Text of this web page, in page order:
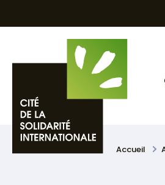
Accueil